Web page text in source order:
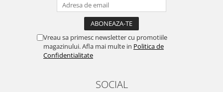
Vreau sa primesc newsletter cu promotiile
magazinului. Afla mai multe in Politica de
Confidentialitate
SOCIAL